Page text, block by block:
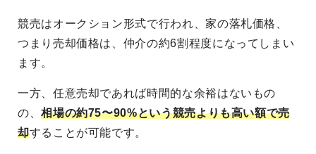
競売はオークション形式で行われ、家の落札価格、
つまり売却価格は、仲介の約6割程度になってしまい
ます。
一方、任意売却であれば時間的な余裕はないもの
の、相場の約75〜90%という競売よりも高い額で売
却することが可能です。